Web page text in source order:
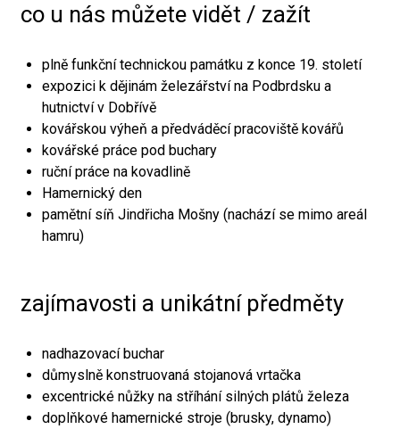
co u nás můžete vidět / zažít
plně funkční technickou památku z konce 19. století
expozici k dějinám železářství na Podbrdsku a
hutnictví v Dobřívě
kovářskou výheň a předváděcí pracoviště kovářů
kovářské práce pod buchary
ruční práce na kovadlině
Hamernický den
pamětní síň Jindřicha Mošny (nachází se mimo areál
hamru)
zajímavosti a unikátní předměty
nadhazovací buchar
důmyslně konstruovaná stojanová vrtačka
excentrické nůžky na stříhání silných plátů železa
doplňkové hamernické stroje (brusky, dynamo)